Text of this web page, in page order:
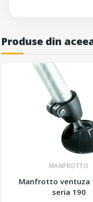
Produse din
MANFROTTO
Manfrotto ventuza
seria 190